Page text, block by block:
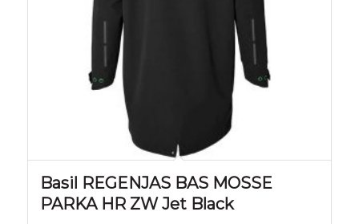
Basil REGENJAS BAS MOSSE
PARKA HR ZW Jet Black